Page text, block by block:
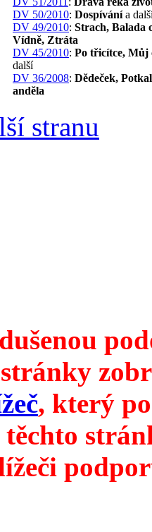
DV 50/2010: Dospívánía
DV 49/2010: Strach, Balada
Vídně, Ztráta
DV 45/2010: Po třicítce, Můj
další
DV 36/2008: Dědeček,
anděla
stranu
, který